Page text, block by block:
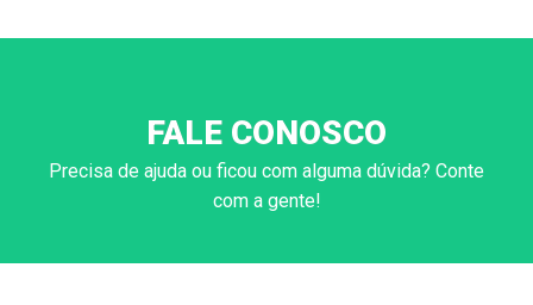
FALE CONOSCO
Precisa de ajuda ou ficou com alguma dúvida? Conte
com a gente!